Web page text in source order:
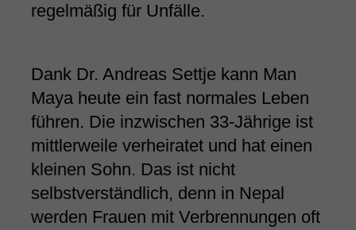
regelmäßig für Unfälle.
Dank Dr. Andreas Settje kann Man
Maya heute ein fast normales Leben
führen. Die inzwischen 33-Jährige ist
mittlerweile verheiratet und hat einen
kleinen Sohn. Das ist nicht
selbstverständlich, denn in Nepal
werden Frauen mit Verbrennungen oft